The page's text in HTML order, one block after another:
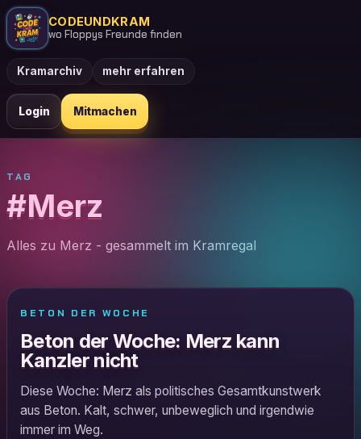
CODEUNDKRAM
wo Floppys Freunde finden
Kramarchiv mehr erfahren
Login Mitmachen
TAG
#Merz
Alles zu Merz - gesammelt im Kramregal
BETON DER WOCHE
Beton der Woche: Merz kann
Kanzler nicht
Diese Woche: Merz als politisches Gesamtkunstwerk
aus Beton. Kalt, schwer, unbeweglich und irgendwie
immer im Weg.